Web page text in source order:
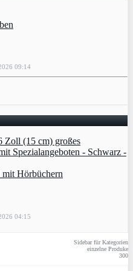
09:14
mit Hörbüchern
04:15
Sidebar für Kategorien
einzelne Produke
300